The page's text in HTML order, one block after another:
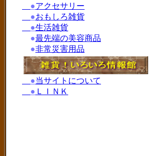
●アクセサリー
●おもしろ雑貨
●生活雑貨
●最先端の美容商品
●非常災害用品
●当サイトについて
● ＬＩＮＫ